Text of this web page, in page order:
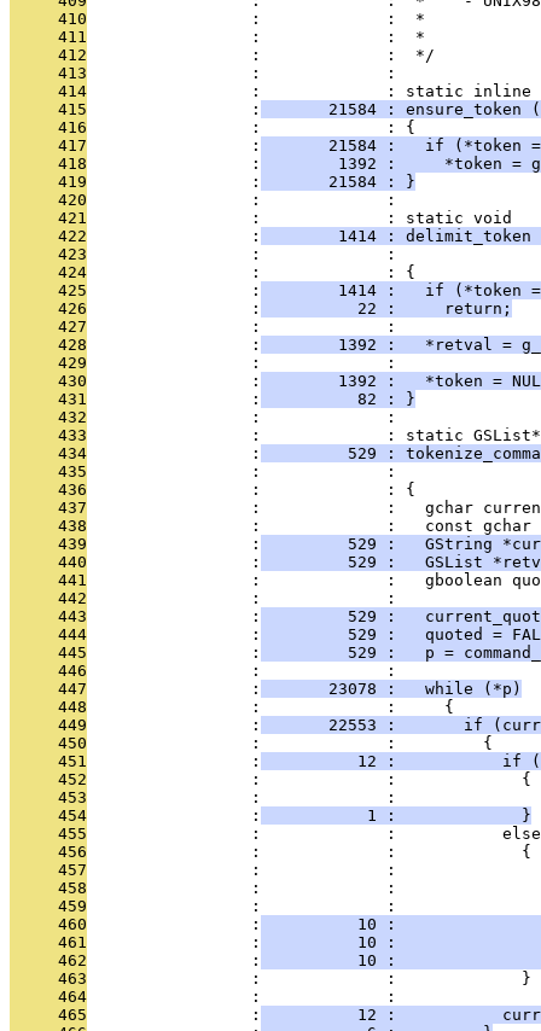
     410
                 :             :  *
     411
                 :             :  *
     412
                 :             :  */
     413
                 :             :
     414
:             : static inline
     415
                 :
21584 : ensure_token
     416
                 :             : {
     417
                 :
21584 :   if (*token
     418
                 :
1392 :     *token =
     419
                 :
       21584 : }
     420
                 :             :
     421
                 :             : static void
     422
                 :
1414 : delimit_token
     423
:             :
     424
                 :             : {
     425
                 :
1414 :   if (*token
     426
                 :
          22 :     return;
     427
                 :             :
     428
                 :
1392 :   *retval =
     429
                 :             :
     430
                 :
1392 :   *token =
     431
                 :
          82 : }
     432
                 :             :
     433
                 :             : static GSList*
     434
                 :
529 :
     435
:             :
     436
                 :             : {
     437
:             :   gchar
     438
:             :   const gchar
     439
                 :
529 :   GString
     440
                 :
529 :   GSList
     441
:             :   gboolean
     442
                 :             :
     443
                 :
529 :
     444
                 :
529 :   quoted =
     445
                 :
529 :   p =
     446
                 :             :
     447
                 :
       23078 :   while (*p)
     448
                 :             :     {
     449
                 :
22553 :       if
     450
                 :             :         {
     451
                 :
12 :           if
     452
                 :             :             {
     453
:             :
     454
                 :
           1 :             }
     455
                 :             :           else
     456
                 :             :             {
     457
:             :
     458
:             :
     459
:             :
     460
                 :
10 :
     461
                 :
10 :
     462
                 :
10 :
     463
                 :             :             }
     464
                 :             :
     465
                 :
12 :